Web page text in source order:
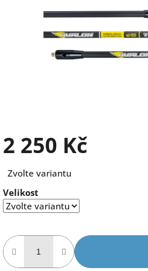
hvězdiček.
2 250 Kč
cena:
Zvolte variantu
Velikost